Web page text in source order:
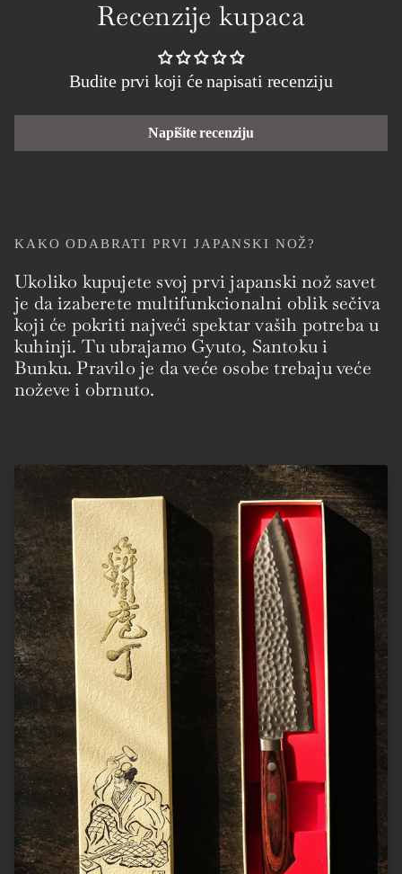
Recenzije kupaca
Budite prvi koji će napisati recenziju
Napišite recenziju
KAKO ODABRATI PRVI JAPANSKI NOŽ?
Ukoliko kupujete svoj prvi japanski nož savet
je da izaberete multifunkcionalni oblik sečiva
koji će pokriti najveći spektar vaših potreba u
kuhinji. Tu ubrajamo Gyuto, Santoku i
Bunku. Pravilo je da veće osobe trebaju veće
noževe i obrnuto.